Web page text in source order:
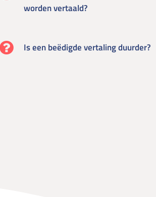
worden vertaald?
Is een beëdigde vertaling duurder?